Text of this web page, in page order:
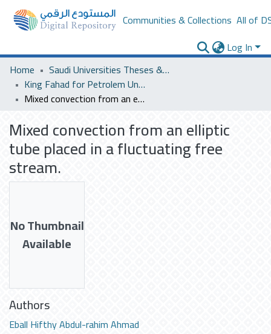
Communities & Collections All of
Log In
Home
Saudi Universities Theses & Dissertations
King Fahad for Petrolem University
Mixed convection from an elliptic tube placed in a fluctuating free stream.
Mixed convection from an elliptic
tube placed in a fluctuating free
stream.
No Thumbnail
Available
Authors
Eball Hifthy Abdul-rahim Ahmad